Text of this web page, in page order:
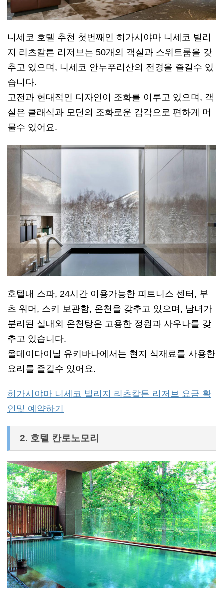
니세코 호텔 추천 첫번째인 히가시야마 니세코 빌리
지 리츠칼튼 리저브는 50개의 객실과 스위트룸을 갖
추고 있으며, 니세코 안누푸리산의 전경을 즐길수 있
습니다.
고전과 현대적인 디자인이 조화를 이루고 있으며, 객
실은 클래식과 모던의 조화로운 감각으로 편하게 머
물수 있어요.
호텔내 스파, 24시간 이용가능한 피트니스 센터, 부
츠 워머, 스키 보관함, 온천을 갖추고 있으며, 남녀가
분리된 실내외 온천탕은 고용한 정원과 사우나를 갖
추고 있습니다.
올데이다이닐 유키바나에서는 현지 식재료를 사용한
요리를 즐길수 있어요.
히가시야마 니세코 빌리지 리츠칼튼 리저브 요금 확
인및 예약하기
2. 호텔 칸로노모리